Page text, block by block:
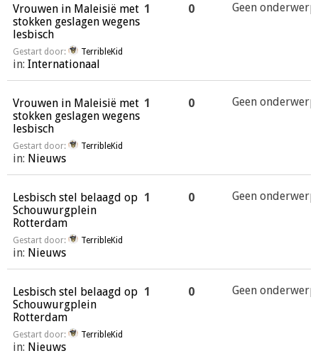
Vrouwen in Maleisië met
stokken geslagen wegens
lesbisch
Gestart door: TerribleKid
in: Internationaal
1 0 Geen
Vrouwen in Maleisië met
stokken geslagen wegens
lesbisch
Gestart door: TerribleKid
in: Nieuws
1 0 Geen
Lesbisch stel belaagd op
Schouwurgplein
Rotterdam
Gestart door: TerribleKid
in: Nieuws
1 0 Geen
Lesbisch stel belaagd op
Schouwurgplein
Rotterdam
Gestart door: TerribleKid
in: Nieuws
1 0 Geen